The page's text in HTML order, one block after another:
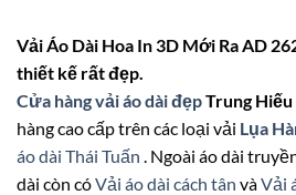
Vải Áo Dài Hoa In 3D Mới Ra AD
thiết kế rất đẹp.
Cửa hàng vải áo dài đẹpTrung Hiếu
hàng cao cấp trên các loại vải Lụa
áo dài Thái Tuấn . Ngoài áo dài
dài còn cóVải áo dài cách tân vàVải